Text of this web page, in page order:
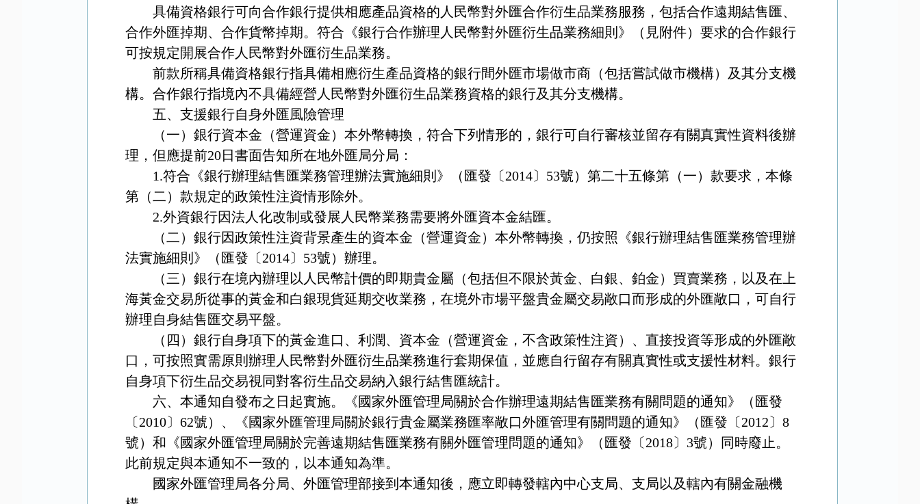
具備資格銀行可向合作銀行提供相應產品資格的人民幣對外匯合作衍生品業務服務，包括合作遠期結售匯、
合作外匯掉期、合作貨幣掉期。符合《銀行合作辦理人民幣對外匯衍生品業務細則》（見附件）要求的合作銀行
可按規定開展合作人民幣對外匯衍生品業務。
前款所稱具備資格銀行指具備相應衍生產品資格的銀行間外匯市場做市商（包括嘗試做市機構）及其分支機
構。合作銀行指境內不具備經營人民幣對外匯衍生品業務資格的銀行及其分支機構。
五、支援銀行自身外匯風險管理
（一）銀行資本金（營運資金）本外幣轉換，符合下列情形的，銀行可自行審核並留存有關真實性資料後辦
理，但應提前20日書面告知所在地外匯局分局：
1.符合《銀行辦理結售匯業務管理辦法實施細則》（匯發〔2014〕 53號）第二十五條第（一）款要求，本條
第（二）款規定的政策性注資情形除外。
2.外資銀行因法人化改制或發展人民幣業務需要將外匯資本金結匯。
（二）銀行因政策性注資背景產生的資本金（營運資金）本外幣轉換，仍按照《銀行辦理結售匯業務管理辦
法實施細則》（匯發〔2014〕 53號）辦理。
（三）銀行在境內辦理以人民幣計價的即期貴金屬（包括但不限於黃金、白銀、鉑金）買賣業務，以及在上
海黃金交易所從事的黃金和白銀現貨延期交收業務，在境外市場平盤貴金屬交易敞口而形成的外匯敞口，可自行
辦理自身結售匯交易平盤。
（四）銀行自身項下的黃金進口、利潤、資本金（營運資金，不含政策性注資）、直接投資等形成的外匯敞
口，可按照實需原則辦理人民幣對外匯衍生品業務進行套期保值，並應自行留存有關真實性或支援性材料。銀行
自身項下衍生品交易視同對客衍生品交易納入銀行結售匯統計。
六、本通知自發布之日起實施。《國家外匯管理局關於合作辦理遠期結售匯業務有關問題的通知》（匯發
〔2010〕 62號）、《國家外匯管理局關於銀行貴金屬業務匯率敞口外匯管理有關問題的通知》（匯發〔2012〕 8
號）和《國家外匯管理局關於完善遠期結售匯業務有關外匯管理問題的通知》（匯發〔2018〕 3號）同時廢止。
此前規定與本通知不一致的，以本通知為準。
國家外匯管理局各分局、外匯管理部接到本通知後，應立即轉發轄內中心支局、支局以及轄內有關金融機